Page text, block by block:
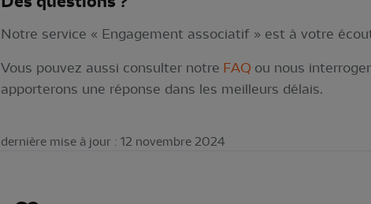
Notre service « Engagement associatif » est à votre
Vous pouvez aussi consulter notre FAQ ou nous
apporterons une réponse dans les meilleurs délais.
dernière mise à jour : 12 novembre 2024